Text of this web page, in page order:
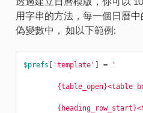
用字串的方法，每一個日曆
偽變數中， 如以下範例:
$prefs 'template' = '
{table_open}<table